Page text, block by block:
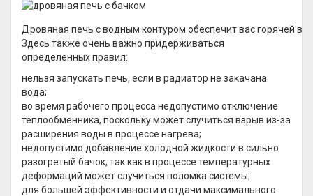
Дровяная печь с водным контуром обеспечит вас горячей
Здесь также очень важно придерживаться
определенных правил:
нельзя запускать печь, если в радиатор не закачана
вода;
во время рабочего процесса недопустимо отключение
теплообменника, поскольку может случиться взрыв из-за
расширения воды в процессе нагрева;
недопустимо добавление холодной жидкости в сильно
разогретый бачок, так как в процессе температурных
деформаций может случиться поломка системы;
для большей эффективности и отдачи максимального